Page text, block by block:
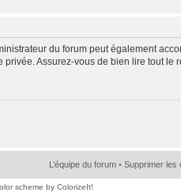
du forum peut également
Assurez-vous de bien lire tout le
L’équipe du forum • Supprimer les
scheme by ColorizeIt!